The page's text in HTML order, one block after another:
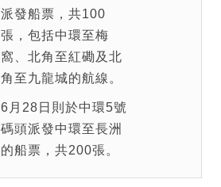
派發船票，共100
張，包括中環至梅
窩、北角至紅磡及北
角至九龍城的航線。
6月28日則於中環5號
碼頭派發中環至長洲
的船票，共200張。